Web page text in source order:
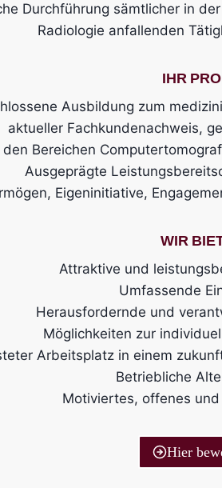
Durchführung sämtlicher in
Radiologie anfallenden
IHR
Ausbildung zum
aktueller Fachkundenachweis,
den Bereichen
Ausgeprägte
Eigeninitiative,
WIR
Attraktive und
Umfassende
Herausfordernde und
Möglichkeiten zur
Arbeitsplatz in einem
Betriebliche
Motiviertes, offenes
Hier